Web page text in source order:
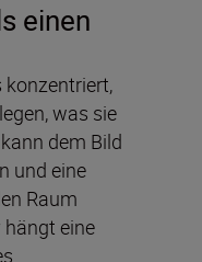
einen
konzentriert,
was sie
dem Bild
und eine
Raum
hängt eine